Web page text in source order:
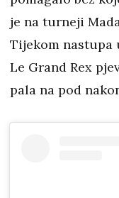
je na turneji
Tijekom nastupa
Le Grand Rex
pala na pod